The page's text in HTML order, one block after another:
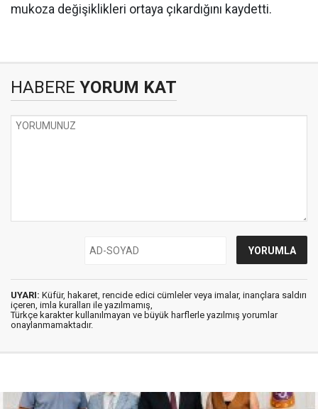
mukoza değişiklikleri ortaya çıkardığını kaydetti.
HABERE YORUM KAT
UYARI: Küfür, hakaret, rencide edici cümleler veya imalar, inançlara saldırı
içeren, imla kuralları ile yazılmamış,
Türkçe karakter kullanılmayan ve büyük harflerle yazılmış yorumlar
onaylanmamaktadır.